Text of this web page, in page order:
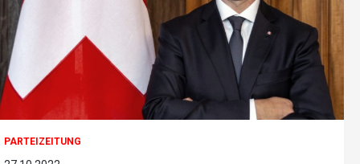
PARTEIZEITUNG